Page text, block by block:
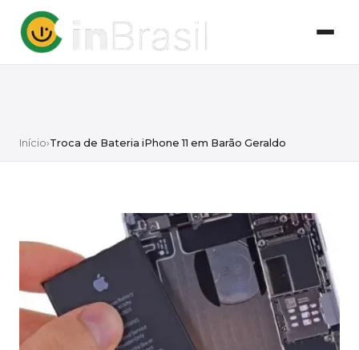
Início›Troca de Bateria iPhone 11 em Barão Geraldo